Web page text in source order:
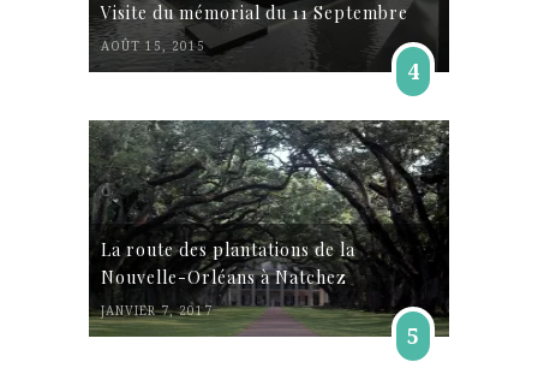
Visite du mémorial du 11 Septembre
AOÛT 15, 2015
4
La route des plantations de la
Nouvelle-Orléans à Natchez
JANVIER 7, 2017
5